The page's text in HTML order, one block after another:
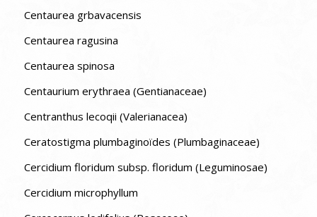
Centaurea grbavacensis
Centaurea ragusina
Centaurea spinosa
Centaurium erythraea (Gentianaceae)
Centranthus lecoqii (Valerianacea)
Ceratostigma plumbaginoïdes (Plumbaginaceae)
Cercidium floridum subsp. floridum (Leguminosae)
Cercidium microphyllum